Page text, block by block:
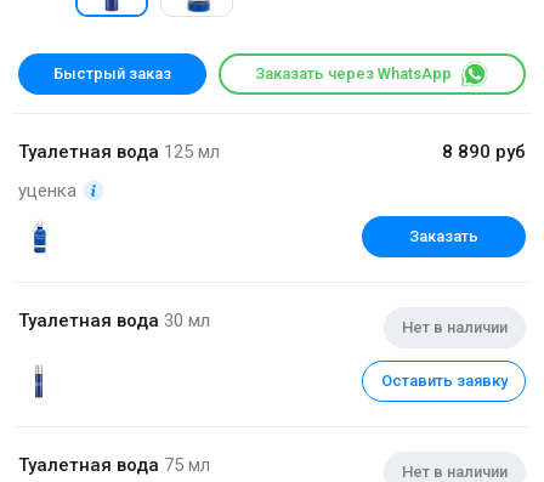
Быстрый заказ Заказать через WhatsApp
Туалетная вода 125 мл
уценка
8 890 руб
Заказать
Туалетная вода 30 мл Нет в наличии
Оставить заявку
Туалетная вода 75 мл
Нет в наличии